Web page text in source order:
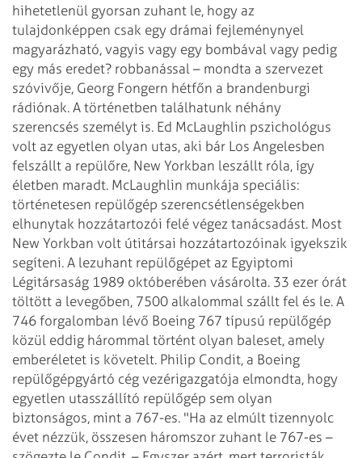
hihetetlenül gyorsan zuhant le, hogy az
tulajdonképpen csak egy drámai fejleménynyel
magyarázható, vagyis vagy egy bombával vagy pedig
egy más eredet? robbanással – mondta a szervezet
szóvivője, Georg Fongern hétfőn a brandenburgi
rádiónak. A történetben találhatunk néhány
szerencsés személyt is. Ed McLaughlin pszichológus
volt az egyetlen olyan utas, aki bár Los Angelesben
felszállt a repülőre, New Yorkban leszállt róla, így
életben maradt. McLaughlin munkája speciális:
történetesen repülőgép szerencsétlenségekben
elhunytak hozzátartozói felé végez tanácsadást. Most
New Yorkban volt útitársai hozzátartozóinak igyekszik
segíteni. A lezuhant repülőgépet az Egyiptomi
Légitársaság 1989 októberében vásárolta. 33 ezer órát
töltött a levegőben, 7500 alkalommal szállt fel és le. A
746 forgalomban lévő Boeing 767 típusú repülőgép
közül eddig hárommal történt olyan baleset, amely
emberéletet is követelt. Philip Condit, a Boeing
repülőgépgyártó cég vezérigazgatója elmondta, hogy
egyetlen utasszállító repülőgép sem olyan
biztonságos, mint a 767-es. "Ha az elmúlt tizennyolc
évet nézzük, összesen háromszor zuhant le 767-es –